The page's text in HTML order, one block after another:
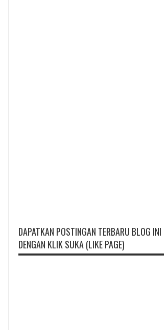
DAPATKAN POSTINGAN TERBARU BLOG INI
DENGAN KLIK SUKA (LIKE PAGE)